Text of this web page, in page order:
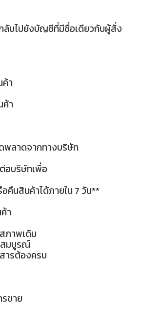
ลับไปยังบัญชีที่มีชื่อเดียวกับผู้สั่ง
า
ค้า
พลาดจากทางบริษัท
อบริษัทเพื่อ
คืนสินค้าได้ภายใน 7 วัน**
า
ภาพเดิม
มบูรณ์
ารต้องครบ
ขาย